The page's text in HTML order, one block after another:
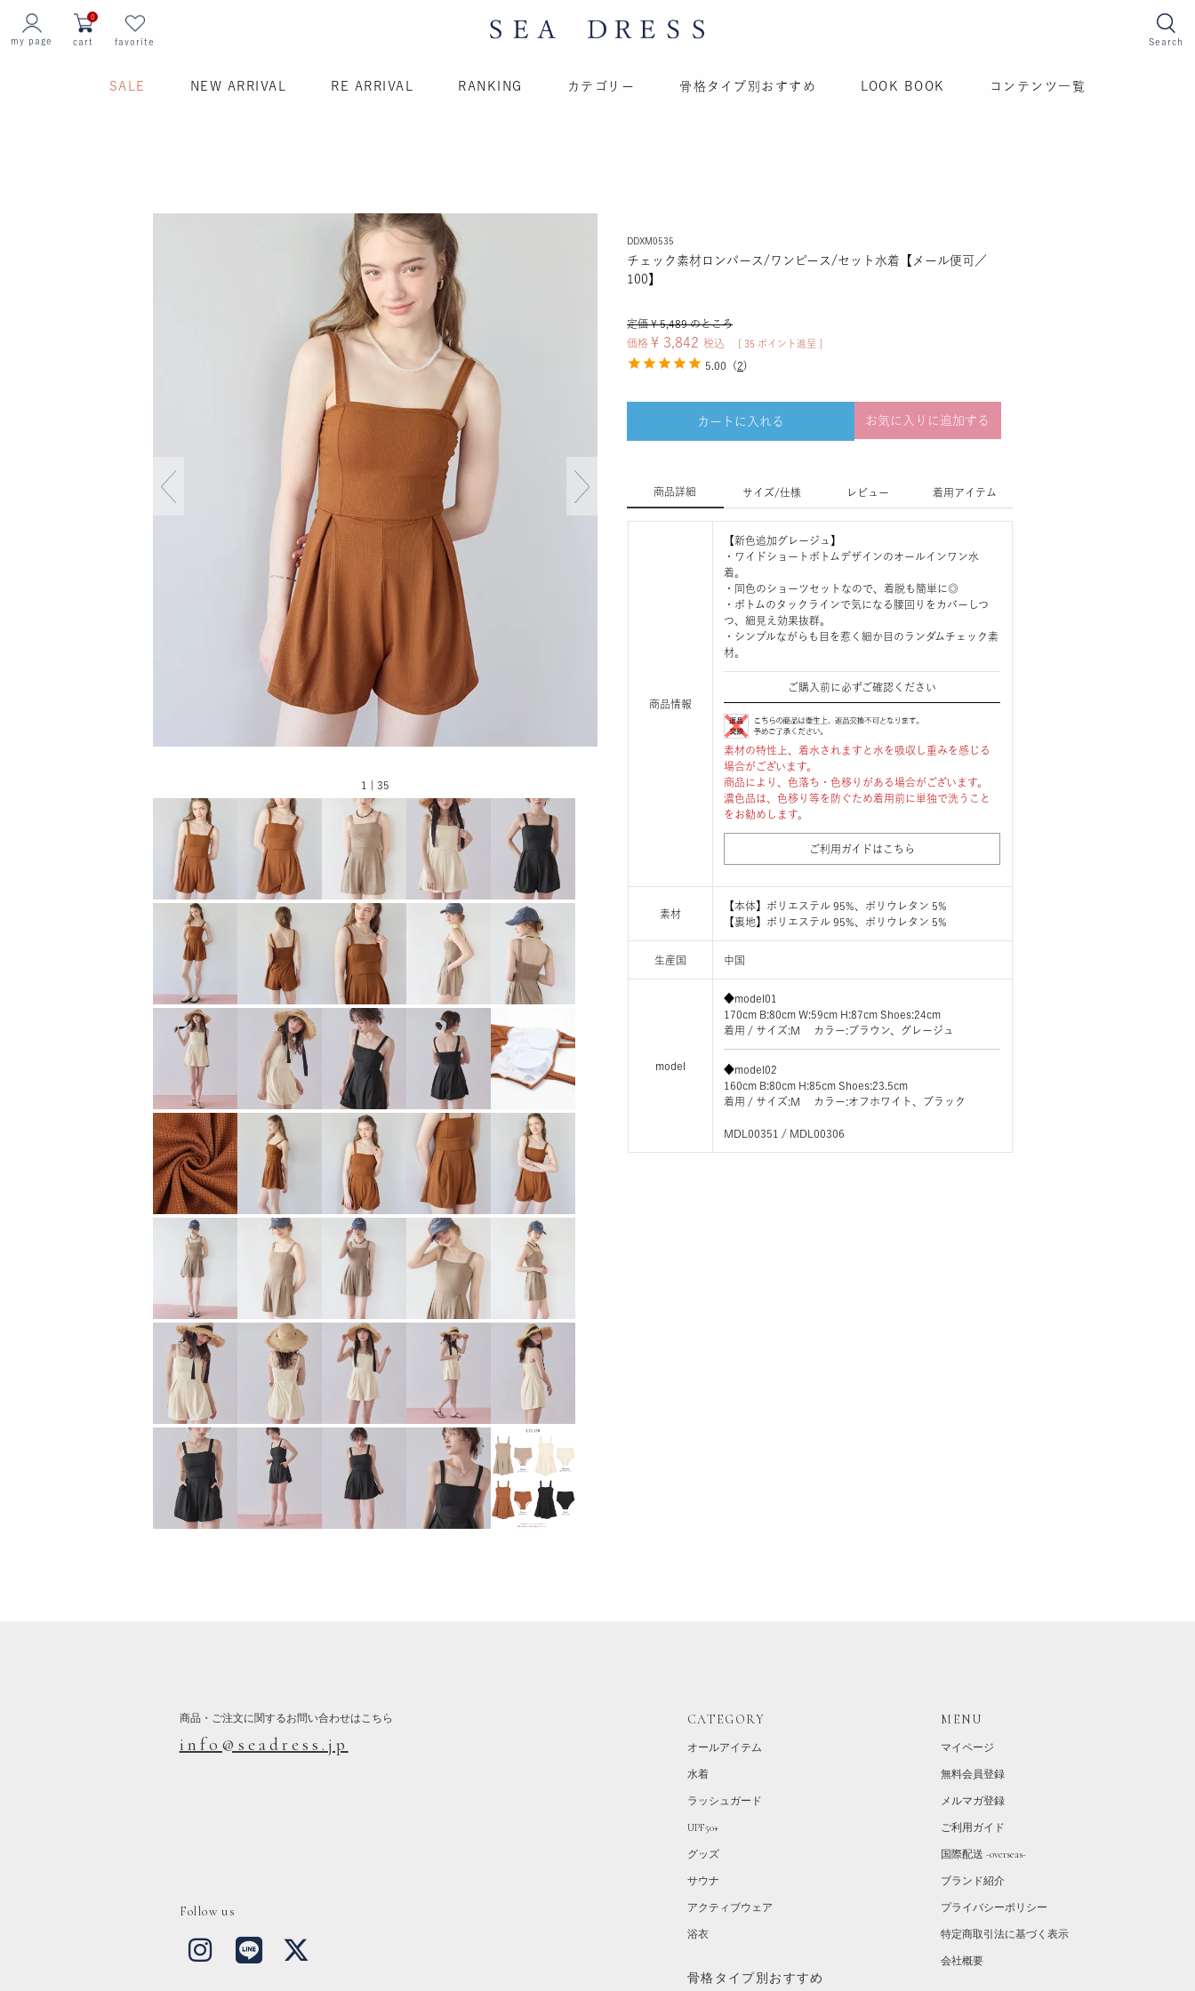
Search
my page cart
0
favorite
SALE NEW ARRIVAL RE ARRIVAL RANKING カテゴリー 骨格タイプ別おすすめ LOOK BOOK コンテンツ一覧
1 | 35
DDXM0535
チェック素材ロンパース/ワンピース/セット水着【メール便可／
100】
定価 ¥ 5,489 のところ
価格 ¥ 3,842 税込 35 ポイント進呈 ]
5.00 (2)
カートに入れる お気に入りに追加する
商品詳細 サイズ/仕様 レビュー 着用アイテム
商品情報
【新色追加グレージュ】
・ワイドショートボトムデザインのオールインワン水
着。
・同色のショーツセットなので、着脱も簡単に◎
・ボトムのタックラインで気になる腰回りをカバーしつ
つ、細見え効果抜群。
・シンプルながらも目を惹く細か目のランダムチェック素
材。
ご購入前に必ずご確認ください
素材の特性上、着水されますと水を吸収し重みを感じる
場合がございます。
商品により、色落ち・色移りがある場合がございます。
濃色品は、色移り等を防ぐため着用前に単独で洗うこと
をお勧めします。
ご利用ガイドはこちら
素材
【本体】ポリエステル 95%、ポリウレタン 5%
【裏地】ポリエステル 95%、ポリウレタン 5%
生産国 中国
model
◆model01
170cm B:80cm W:59cm H:87cm Shoes:24cm
着用 / サイズ:M カラー:ブラウン、グレージュ
◆model02
160cm B:80cm H:85cm Shoes:23.5cm
着用 / サイズ:M カラー:オフホワイト、ブラック
MDL00351 / MDL00306
商品・ご注文に関するお問い合わせはこちら
info@seadress.jp
MENU
マイページ
無料会員登録
メルマガ登録
ご利用ガイド
国際配送 -overseas-
ブランド紹介
プライバシーポリシー
特定商取引法に基づく表示
会社概要
CATEGORY
オールアイテム
水着
ラッシュガード
UPF50+
グッズ
サウナ
アクティブウェア
浴衣
骨格タイプ別おすすめ
Follow us